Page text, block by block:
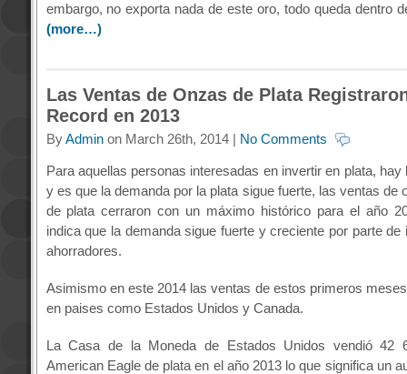
embargo, no exporta nada de este oro, todo queda dentro
(more…)
Las Ventas de Onzas de Plata
Record en 2013
ByAdminon March 26th, 2014 | No Comments
Para aquellas personas interesadas en invertir en plata, hay
y es que la demanda por la plata sigue fuerte, las ventas de
de plata cerraron con un máximo histórico para el año
indica que la demanda sigue fuerte y creciente por parte de
ahorradores.
Asimismo en este 2014 las ventas de estos primeros
en paises como Estados Unidos y Canada.
La Casa de la Moneda de Estados Unidos vendió 42
American Eagle de plata en el año 2013 lo que significa un